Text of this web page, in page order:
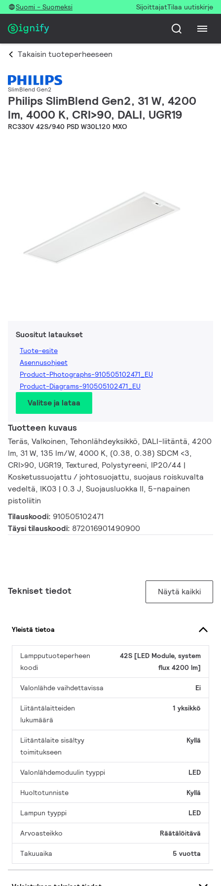
Suomi - Suomeksi SijoittajatTilaa uutiskirje
Takaisin tuoteperheeseen
SlimBlend Gen2
Philips SlimBlend Gen2, 31 W, 4200
lm, 4000 K, CRI>90, DALI, UGR19
RC330V 42S/940 PSD W30L120 MXO
Suositut lataukset
Tuote-esite
Asennusohjeet
Product-Photographs-910505102471_EU
Product-Diagrams-910505102471_EU
Valitse ja lataa
Tuotteen kuvaus
Teräs, Valkoinen, Tehonlähdeyksikkö, DALI-liitäntä, 4200
lm, 31 W, 135 lm/W, 4000 K, (0.38, 0.38) SDCM <3,
CRI>90, UGR19, Textured, Polystyreeni, IP20/44 |
Kosketussuojattu / johtosuojattu, suojaus roiskuvalta
vedeltä, IK03 | 0.3 J, Suojausluokka II, 5-napainen
pistoliitin
Tilauskoodi: 910505102471
Täysi tilauskoodi: 872016901490900
Tekniset tiedot Näytä kaikki
Yleistä tietoa
Lampputuoteperheen
koodi
42S [LED Module, system
flux 4200 lm]
Valonlähde vaihdettavissa Ei
Liitäntälaitteiden
lukumäärä
1 yksikkö
Liitäntälaite sisältyy
toimitukseen
Kyllä
Valonlähdemoduulin tyyppi LED
Huoltotunniste Kyllä
Lampun tyyppi LED
Arvoasteikko Räätälöitävä
Takuuaika 5 vuotta